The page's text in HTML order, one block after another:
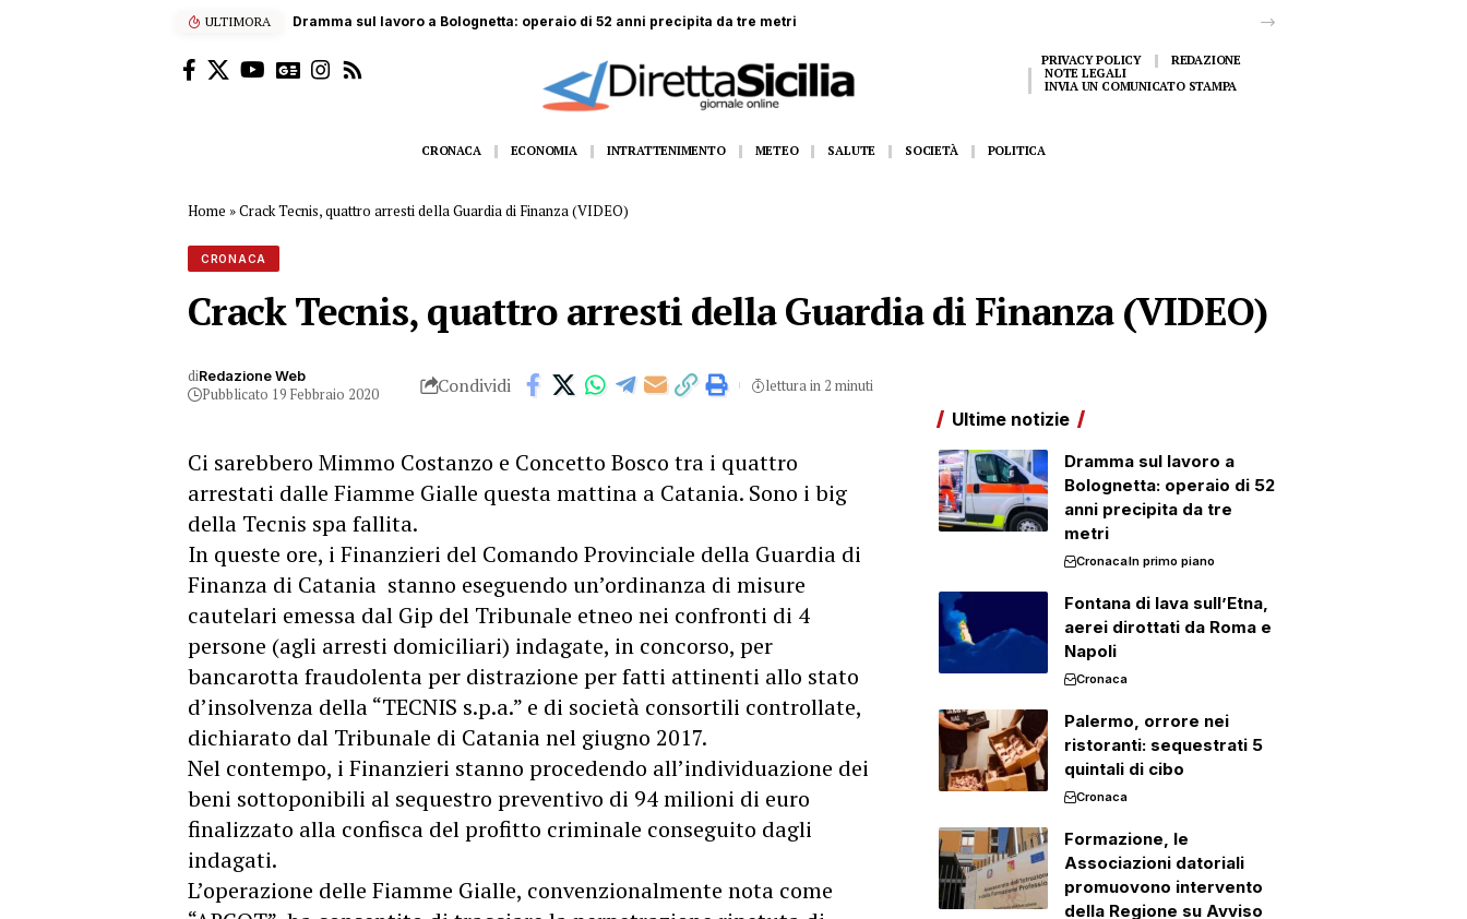
ULTIMORA Fontana di lava sull’Etna, aerei dirottati da Roma e Napoli
PRIVACY POLICY
REDAZIONE
NOTE LEGALI
INVIA UN COMUNICATO STAMPA
CRONACA ECONOMIA INTRATTENIMENTO METEO SALUTE SOCIETÀ POLITICA
Home »Crack Tecnis, quattro arresti della Guardia di Finanza (VIDEO)
CRONACA
Crack Tecnis, quattro arresti della Guardia di Finanza (VIDEO)
diRedazione Web
Pubblicato 19 Febbraio 2020 Condividi lettura in 2 minuti
Ci sarebbero Mimmo Costanzo e Concetto Bosco tra i quattro
arrestati dalle Fiamme Gialle questa mattina a Catania. Sono i big
della Tecnis spa fallita.
In queste ore, i Finanzieri del Comando Provinciale della Guardia di
Finanza di Catania stanno eseguendo un’ordinanza di misure
cautelari emessa dal Gip del Tribunale etneo nei confronti di 4
persone (agli arresti domiciliari) indagate, in concorso, per
bancarotta fraudolenta per distrazione per fatti attinenti allo stato
d’insolvenza della “TECNIS s.p.a.” e di società consortili controllate,
dichiarato dal Tribunale di Catania nel giugno 2017.
Nel contempo, i Finanzieri stanno procedendo all’individuazione dei
beni sottoponibili al sequestro preventivo di 94 milioni di euro
finalizzato alla confisca del profitto criminale conseguito dagli
indagati.
L’operazione delle Fiamme Gialle, convenzionalmente nota come
Ultime notizie
Dramma sul lavoro a
Bolognetta: operaio di 52
anni precipita da tre
metri
CronacaIn primo piano
Fontana di lava sull’Etna,
aerei dirottati da Roma e
Napoli
Cronaca
Palermo, orrore nei
ristoranti: sequestrati 5
quintali di cibo
Cronaca
Formazione, le
Associazioni datoriali
promuovono intervento
della Regione su Avviso